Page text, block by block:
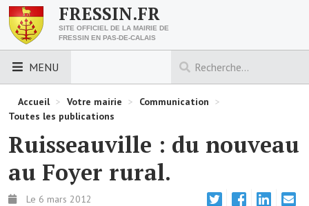
FRESSIN.FR
SITE OFFICIEL DE LA MAIRIE DE
FRESSIN EN PAS-DE-CALAIS
MENU
LES ESSENTIELS
Découvrez Fressin
Urbanisme
Accueil > Votre mairie > Communication >
Toutes les publications
Ruisseauville : du nouveau
au Foyer rural.
Le 6 mars 2012